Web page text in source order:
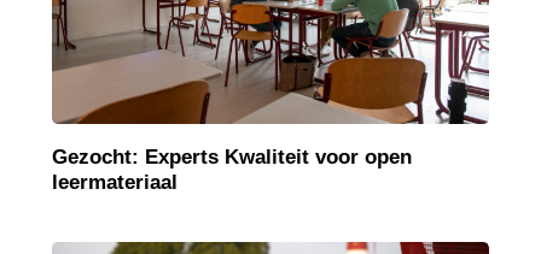
Gezocht: Experts Kwaliteit voor open
leermateriaal